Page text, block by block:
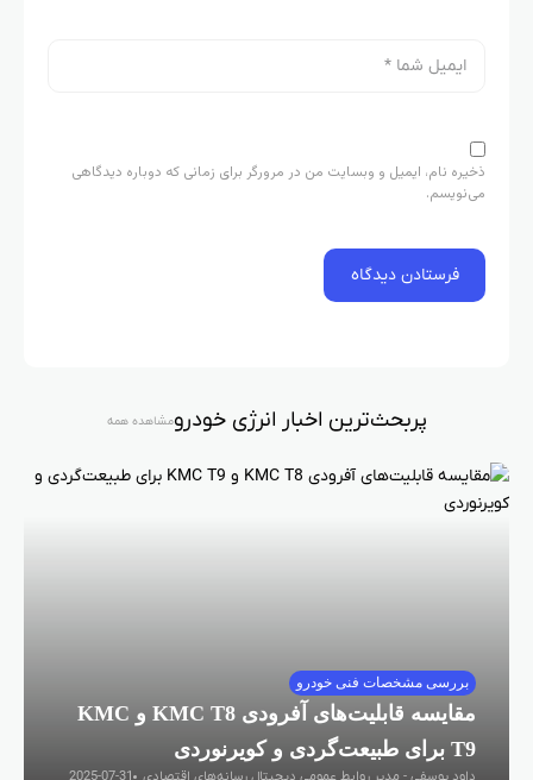
ذخیره نام، ایمیل و وبسایت من در مرورگر برای زمانی که دوباره دیدگاهی
می‌نویسم.
پربحث‌ترین اخبار انرژی خودرومشاهده همه
بررسی مشخصات فنی خودرو
مقایسه قابلیت‌های آفرودی KMC T8 و KMC
T9 برای طبیعت‌گردی و کویرنوردی
داود یوسفی - مدیر روابط عمومی دیجیتال رسانه‌های اقتصادی 2025-07-31